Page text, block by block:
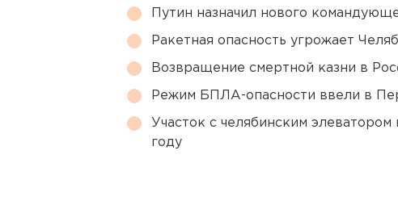
Путин назначил нового
Ракетная опасность угрожает
Возвращение смертной казни в
Режим БПЛА-опасности ввели в
Участок с челябинским
году